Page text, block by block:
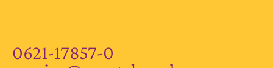
0621-17857-0